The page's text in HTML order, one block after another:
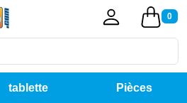
0
tablette Pièces